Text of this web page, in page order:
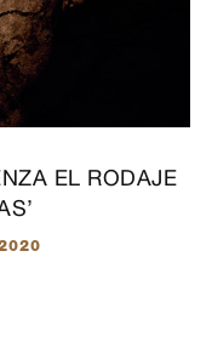
EL RODAJE